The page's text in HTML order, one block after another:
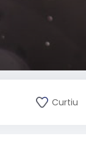
Curtiu